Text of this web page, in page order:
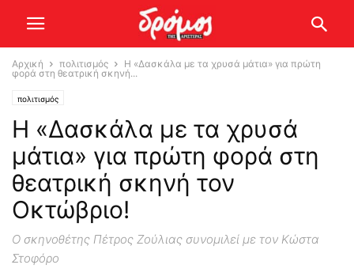
Αρχική πολιτισμός
Η «Δασκάλα με τα χρυσά μάτια» για πρώτη
φορά στη θεατρική σκηνή...
πολιτισμός
Η «Δασκάλα με τα χρυσά
μάτια» για πρώτη φορά στη
θεατρική σκηνή τον
Οκτώβριο!
Ο σκηνοθέτης Πέτρος Ζούλιας συνομιλεί με τον Κώστα
Στοφόρο